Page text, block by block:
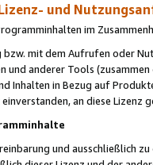
und
im
mit dem Aufrufen oder
anderer Tools (zusammen
Inhalten in Bezug auf
an diese Lizenz
und ausschließlich